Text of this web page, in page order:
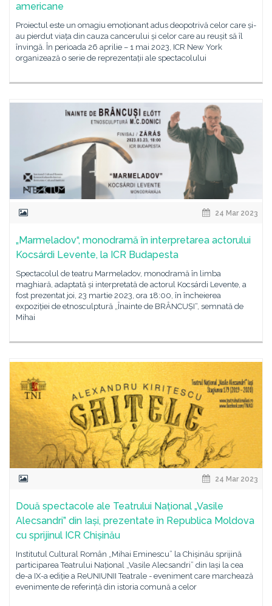
americane
Proiectul este un omagiu emoționant adus deopotrivă celor care și-
au pierdut viața din cauza cancerului și celor care au reușit să îl
învingă. În perioada 26 aprilie – 1 mai 2023, ICR New York
organizează o serie de reprezentații ale spectacolului
24 Mar 2023
„Marmeladov“, monodramă în interpretarea actorului
Kocsárdi Levente, la ICR Budapesta
Spectacolul de teatru Marmeladov, monodramă în limba
maghiară, adaptată și interpretată de actorul Kocsárdi Levente, a
fost prezentat joi, 23 martie 2023, ora 18:00, în încheierea
expoziției de etnosculptură „Înainte de BRÂNCUȘI“, semnată de
Mihai
24 Mar 2023
Două spectacole ale Teatrului Național „Vasile
Alecsandri” din Iași, prezentate în Republica Moldova
cu sprijinul ICR Chișinău
Institutul Cultural Român „Mihai Eminescu” la Chișinău sprijină
participarea Teatrului Național „Vasile Alecsandri” din Iași la cea
de-a IX-a ediție a ReUNIUNII Teatrale - eveniment care marchează
evenimente de referință din istoria comună a celor